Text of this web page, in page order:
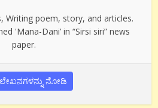
Writing poem, story, and articles.
'Mana-Dani’ in “Sirsi siri” news
paper.
ಲೇಖನಗಳನ್ನು ನೋಡಿ